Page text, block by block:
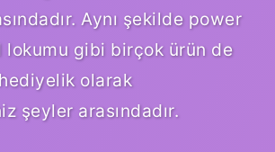
Aynı şekilde power
lokumu gibi birçok ürün de
olarak
şeyler arasındadır.